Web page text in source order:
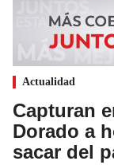
Actualidad
Capturan
Dorado a
sacar del